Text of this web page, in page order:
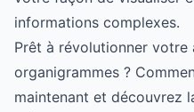
informations complexes.
Prêt à révolutionner votre
organigrammes ?
maintenant et découvrez